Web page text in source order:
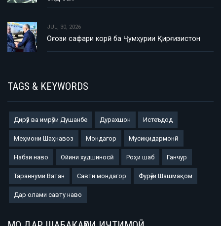
JUL, 30, 2026
Оғози сафари корӣ ба Ҷумҳурии Қирғизистон
TAGS & KEYWORDS
Дирӯз ва имрӯзи Душанбе Дурахшон Истеъдод
Меҳмони Шаҳнавоз Мондагор Мусиқидармонӣ
Набзи наво Ойини худшиносӣ Роҳи шаб Ганчур
Тараннуми Ватан Савти мондагор Фурӯғи Шашмақом
Дар олами савту наво